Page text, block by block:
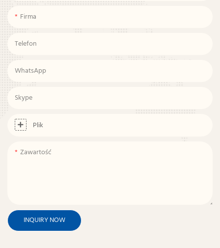
Firma
Telefon
WhatsApp
Skype
Plik
Zawartość
INQUIRY NOW